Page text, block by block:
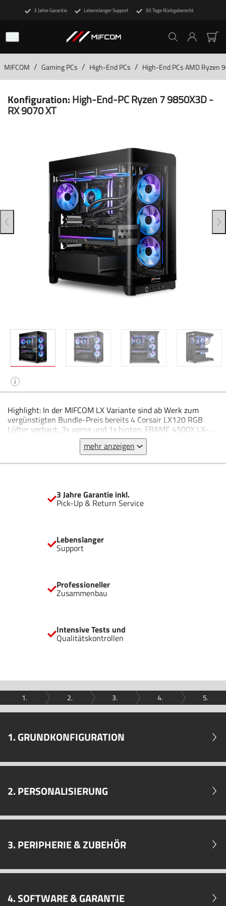
3 Jahre Garantie Lebenslanger Support 30 Tage Rückgaberecht
MIFCOM / Gaming PCs / High-End PCs / High-End PCs AMD Ryzen
Konfiguration:High-End-PC Ryzen 7 9850X3D -
RX 9070 XT
i
Highlight: In der MIFCOM LX Variante sind ab Werk zum
vergünstigten Bundle-Preis bereits 4 Corsair LX120 RGB
Lüfter verbaut, 3x vorne und 1x hinten. FRAME 4500X LX-R
RGB iCUE LINK Panoramic Glass Mid-Tower-PC-Gehäuse
Gebogene Glasfront- und Seitenabdeckung aus einem Stück
InfiniRail™ Lüftermontagesystem für einfacheren
Zusammenbau Unterstützung für zwei 360 mm Kühler 3×
iCUE-LINK-System-Hub enthalten für die vollständige
digitale Steuerung der angeschlossenen Geräte
mehr anzeigen
3 Jahre Garantie inkl.
Pick-Up & Return Service
Lebenslanger
Support
Professioneller
Zusammenbau
Intensive Tests und
Qualitätskontrollen
1. 2. 3. 4. 5.
1. GRUNDKONFIGURATION
2. PERSONALISIERUNG
3. PERIPHERIE & ZUBEHÖR
4. SOFTWARE & GARANTIE